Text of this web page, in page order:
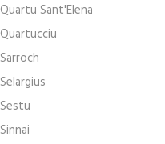
Quartu Sant'Elena
Quartucciu
Sarroch
Selargius
Sestu
Sinnai